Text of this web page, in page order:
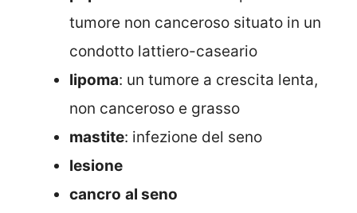
tumore non canceroso situato in un
condotto lattiero-caseario
lipoma: un tumore a crescita lenta,
non canceroso e grasso
mastite: infezione del seno
lesione
cancro al seno